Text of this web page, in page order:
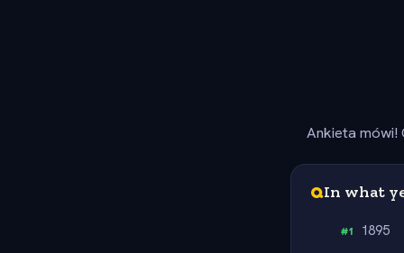
Ankieta mówi!
QIn what
#1 1895